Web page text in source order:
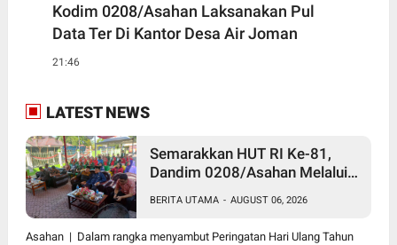
Kodim 0208/Asahan Laksanakan Pul
Data Ter Di Kantor Desa Air Joman
21:46
LATEST NEWS
Semarakkan HUT RI Ke-81,
Dandim 0208/Asahan Melalui
Darah di Kantor Kemenag
Asahan
BERITA UTAMA - AUGUST 06, 2026
Asahan | Dalam rangka menyambut Peringatan Hari Ulang Tahun